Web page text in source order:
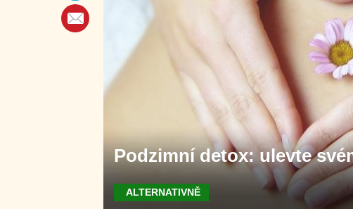
Podzimní detox: ulevte
ALTERNATIVNĚ